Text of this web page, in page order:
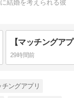
結婚を考えられる彼
29時間前
チングアプリ